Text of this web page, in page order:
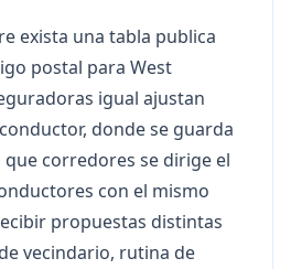
exista una tabla publica
postal para West
igual ajustan
donde se guarda
que corredores se dirige el
con el mismo
propuestas distintas
vecindario, rutina de